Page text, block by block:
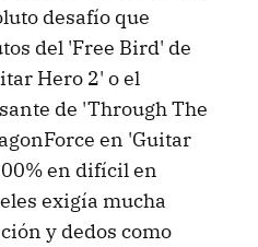
desafío que
del 'Free Bird' de
Hero 2' o el
de 'Through The
en 'Guitar
en difícil en
exigía mucha
y dedos como